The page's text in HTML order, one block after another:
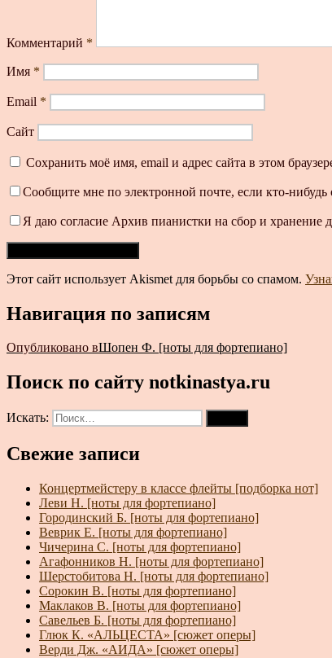
Комментарий *
Имя *
Email *
Сайт
Сохранить моё имя, email и адрес сайта в этом
Сообщите мне по электронной почте, если кто-
Я даю согласие Архив пианистки на сбор и хранение
Этот сайт использует Akismet для борьбы со спамом.
Навигация по записям
Опубликовано вШопен Ф. [ноты для фортепиано]
Поиск по сайту notkinastya.ru
Искать:
Свежие записи
Концертмейстеру в классе флейты [подборка нот]
Леви Н. [ноты для фортепиано]
Городинский Б. [ноты для фортепиано]
Веврик Е. [ноты для фортепиано]
Чичерина С. [ноты для фортепиано]
Агафонников Н. [ноты для фортепиано]
Шерстобитова Н. [ноты для фортепиано]
Сорокин В. [ноты для фортепиано]
Маклаков В. [ноты для фортепиано]
Савельев Б. [ноты для фортепиано]
Глюк К. «АЛЬЦЕСТА» [сюжет оперы]
Верди Дж. «АИДА» [сюжет оперы]